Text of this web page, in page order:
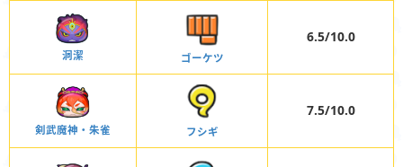
洞潔 ゴーケツ
6.5/10.0
剣武魔神・朱雀 フシギ
7.5/10.0